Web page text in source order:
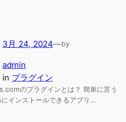
3月 24, 2024—by
admin
in プラグイン
のプラグインとは？ 簡単に言う
インストールできるアプリ…